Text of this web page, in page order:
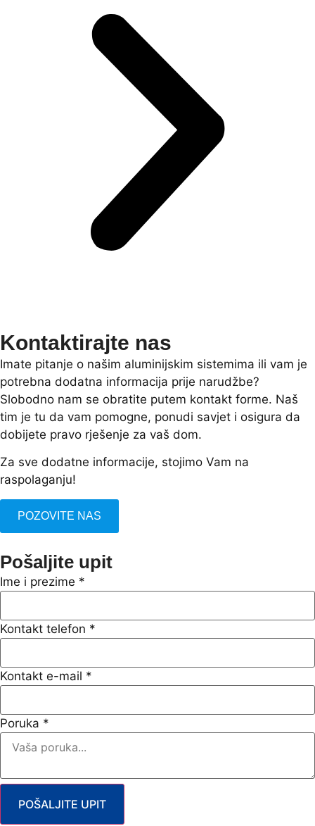
Kontaktirajte nas
Imate pitanje o našim aluminijskim sistemima ili vam je
potrebna dodatna informacija prije narudžbe?
Slobodno nam se obratite putem kontakt forme. Naš
tim je tu da vam pomogne, ponudi savjet i osigura da
dobijete pravo rješenje za vaš dom.
Za sve dodatne informacije, stojimo Vam na
raspolaganju!
POZOVITE NAS
Pošaljite upit
Ime i prezime *
Kontakt telefon *
Kontakt e-mail *
Poruka *
POŠALJITE UPIT